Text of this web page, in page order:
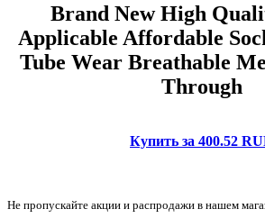
Brand New High
Applicable Affordable
Tube Wear Breathable
Through
Купить за 400.52
Не пропускайте акции и распродажи в нашем